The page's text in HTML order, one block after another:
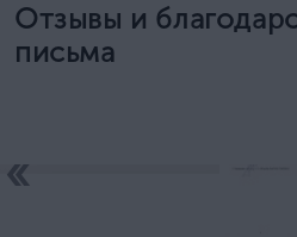
Отзывы и
письма